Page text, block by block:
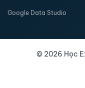
Google Data Studio
© 2026 Học